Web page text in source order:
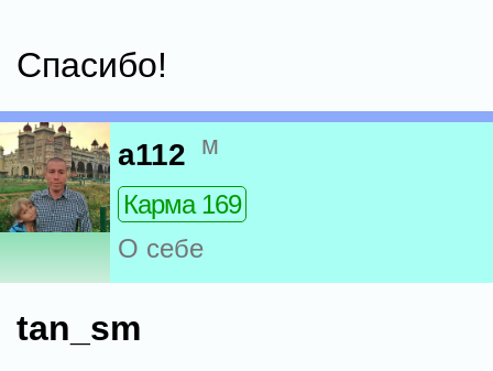
Спасибо!
a112 м
Карма 169
О себе
tan_sm